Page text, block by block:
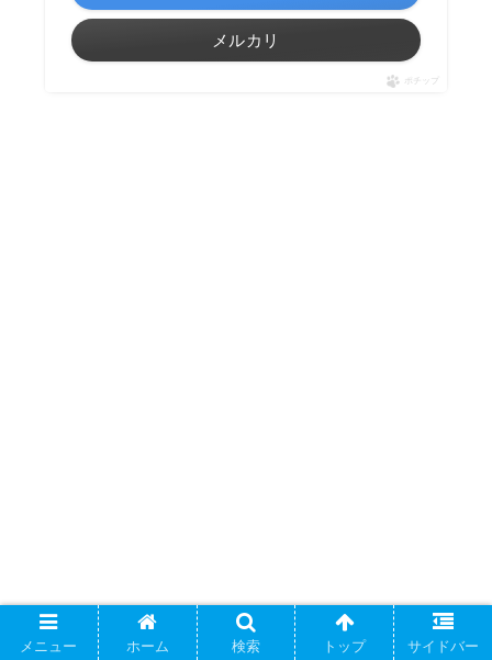
メルカリ
ポチップ
メニュー ホーム 検索 トップ サイドバー